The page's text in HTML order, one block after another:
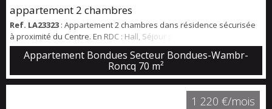
appartement 2 chambres
Ref. LA23323 : Appartement 2 chambres dans résidence sécurisée
à proximité du Centre. En RDC : Hall, Séjour parquet, Cuisine
équipée, 2 chambres moquette dont une avec SDD, Une SDB.
Terrasse Garage, Parking et cave. Contactez nous pour une visite.
Appartement Bondues Secteur Bondues-Wambr-
Roncq 70 m²
1 220 €/mois